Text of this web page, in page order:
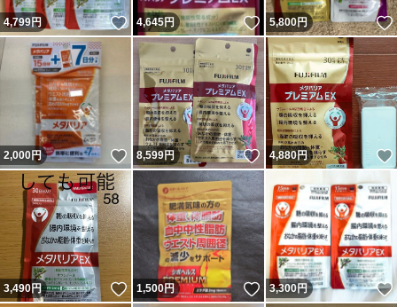
4,799円 いいね！
4,645円 いいね！
5,800円
2,000円 いいね！
8,599円 いいね！
4,880円
3,490円 いいね！
1,500円 いいね！
3,300円